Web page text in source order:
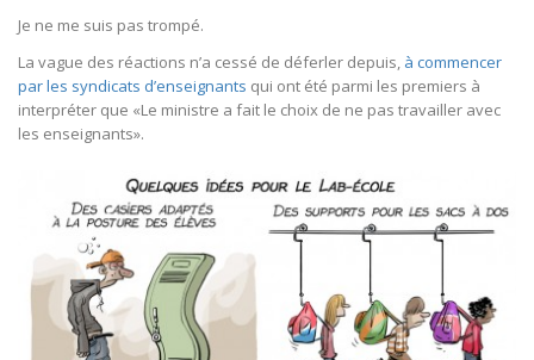
Je ne me suis pas trompé.
La vague des réactions n’a cessé de déferler depuis, à commencer
par les syndicats d’enseignants qui ont été parmi les premiers à
interpréter que «Le ministre a fait le choix de ne pas travailler avec
les enseignants».